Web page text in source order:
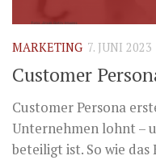
MARKETING 7. JUNI 2023
Customer
Customer Persona
Unternehmen lohnt –
beteiligt ist. So wie